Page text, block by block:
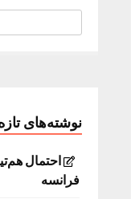
نوشته‌های
احتمال
فرانسه